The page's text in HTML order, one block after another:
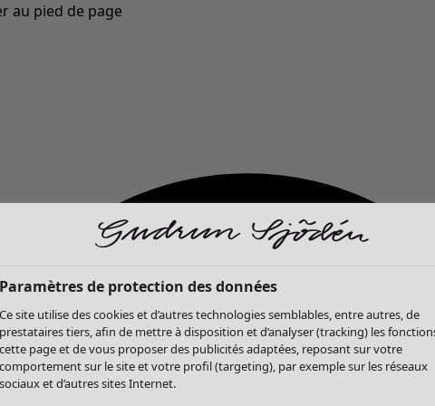
au pied de page
Paramètres de protection des données
Ce site utilise des cookies et d’autres technologies semblables, entre autres, de
prestataires tiers, afin de mettre à disposition et d’analyser (tracking) les
cette page et de vous proposer des publicités adaptées, reposant sur votre
comportement sur le site et votre profil (targeting), par exemple sur les réseaux
sociaux et d’autres sites Internet.